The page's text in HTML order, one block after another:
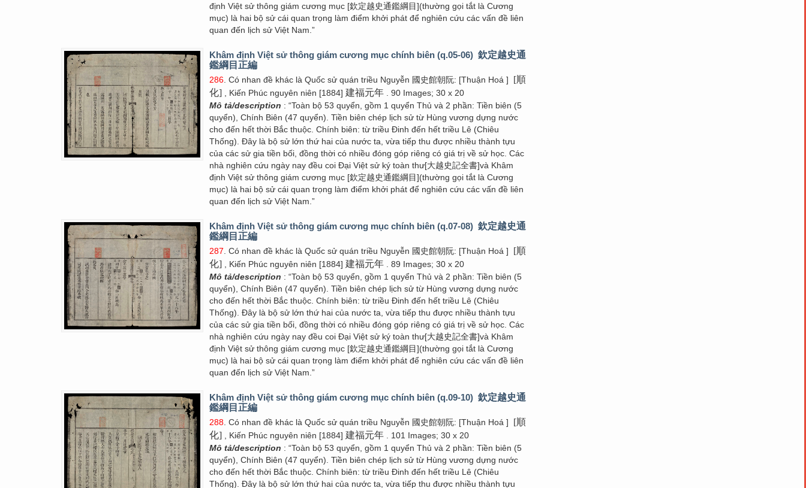
định Việt sử thông giám cương mục [欽定越史通鑑綱目](thường gọi tắt là Cương
mục) là hai bộ sử cái quan trọng làm điểm khởi phát để nghiên cứu các vấn đề liên
quan đến lịch sử Việt Nam.”
Khâm định Việt sử thông giám cương mục chính biên (q.05-06) 欽定越史通
鑑綱目正編
286 . Có nhan đề khác là Quốc sử quán triều Nguyễn 國史館朝阮: [Thuận Hoá ]
[順
化] , Kiến Phúc nguyên niên [1884] 建福元年 . 90 Images; 30 x 20
Mô tả/description : “Toàn bộ 53 quyển, gồm 1 quyển Thủ và 2 phần: Tiền biên (5
quyển), Chính Biên (47 quyển). Tiền biên chép lịch sử từ Hùng vương dựng nước
cho đến hết thời Bắc thuộc. Chính biên: từ triều Đinh đến hết triều Lê (Chiêu
Thống). Đây là bộ sử lớn thứ hai của nước ta, vừa tiếp thu được nhiều thành tựu
của các sử gia tiền bối, đồng thời có nhiều đóng góp riêng có giá trị về sử học. Các
nhà nghiên cứu ngày nay đều coi Đại Việt sử ký toàn thư[大越史記全書]và Khâm
định Việt sử thông giám cương mục [欽定越史通鑑綱目](thường gọi tắt là Cương
mục) là hai bộ sử cái quan trọng làm điểm khởi phát để nghiên cứu các vấn đề liên
quan đến lịch sử Việt Nam.”
Khâm định Việt sử thông giám cương mục chính biên (q.07-08) 欽定越史通
鑑綱目正編
287 . Có nhan đề khác là Quốc sử quán triều Nguyễn 國史館朝阮: [Thuận Hoá ]
[順
化] , Kiến Phúc nguyên niên [1884] 建福元年 . 89 Images; 30 x 20
Mô tả/description : “Toàn bộ 53 quyển, gồm 1 quyển Thủ và 2 phần: Tiền biên (5
quyển), Chính Biên (47 quyển). Tiền biên chép lịch sử từ Hùng vương dựng nước
cho đến hết thời Bắc thuộc. Chính biên: từ triều Đinh đến hết triều Lê (Chiêu
Thống). Đây là bộ sử lớn thứ hai của nước ta, vừa tiếp thu được nhiều thành tựu
của các sử gia tiền bối, đồng thời có nhiều đóng góp riêng có giá trị về sử học. Các
nhà nghiên cứu ngày nay đều coi Đại Việt sử ký toàn thư[大越史記全書]và Khâm
định Việt sử thông giám cương mục [欽定越史通鑑綱目](thường gọi tắt là Cương
mục) là hai bộ sử cái quan trọng làm điểm khởi phát để nghiên cứu các vấn đề liên
quan đến lịch sử Việt Nam.”
Khâm định Việt sử thông giám cương mục chính biên (q.09-10) 欽定越史通
鑑綱目正編
288 . Có nhan đề khác là Quốc sử quán triều Nguyễn 國史館朝阮: [Thuận Hoá ]
[順
化] , Kiến Phúc nguyên niên [1884] 建福元年 . 101 Images; 30 x 20
Mô tả/description : “Toàn bộ 53 quyển, gồm 1 quyển Thủ và 2 phần: Tiền biên (5
quyển), Chính Biên (47 quyển). Tiền biên chép lịch sử từ Hùng vương dựng nước
cho đến hết thời Bắc thuộc. Chính biên: từ triều Đinh đến hết triều Lê (Chiêu
Thống). Đây là bộ sử lớn thứ hai của nước ta, vừa tiếp thu được nhiều thành tựu